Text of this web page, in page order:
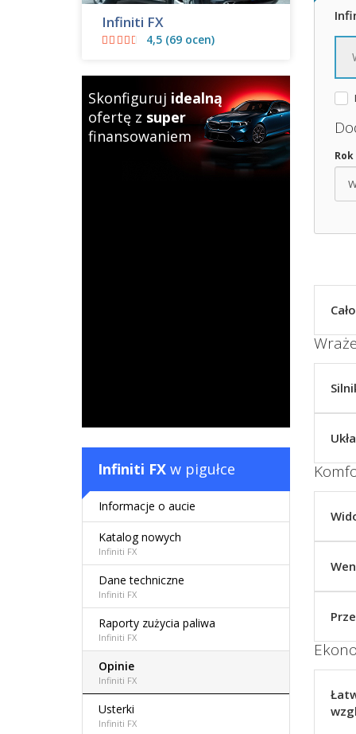
Infiniti FX
4,5 (69 ocen)
Skonfiguruj idealną
ofertę z super
finansowaniem
Infiniti FX w pigułce
Informacje o aucie
Katalog nowych
Infiniti FX
Dane techniczne
Infiniti FX
Raporty zużycia paliwa
Infiniti FX
Opinie
Infiniti FX
Usterki
Infiniti FX